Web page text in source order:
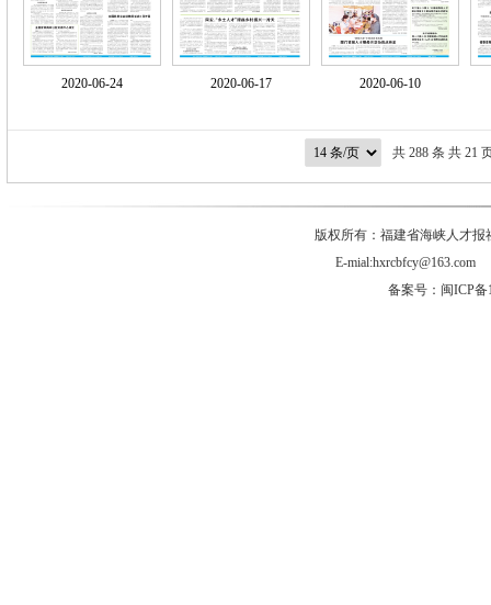
2020-06-24 2020-06-17 2020-06-10
共 288 条 共 21
版权所有：福建省海峡人才
E-
备案号：闽ICP备